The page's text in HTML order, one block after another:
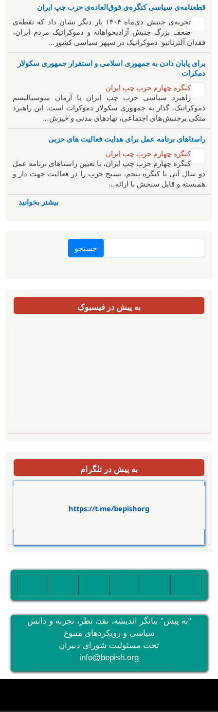
قطعنامه‌ی سیاسی کنگره‌ی فوق‌العاده‌ی حزب چپ ایران
تجربه‌ی جنبش دی‌ماه ۱۴۰۴ بار دیگر نشان داد که نقطه‌ی
ضعف بزرگ جنبش آزادیخواهانه و دموکراتیک مردم ایران،
فقدان آلترناتیو دموکراتیک در سپهر سیاسی کشور…
برای پایان دادن به جمهوری اسلامی و استقرار جمهوری سکولار
دمکرات
کنگره چهارم حزب چپ ایران
راهبرد سياسی حزب چپ ایران با آرمان سوسیالیسم
دموکراتیک، گذار به جمهوری سکولار دموکرات است. این راهبرد
متکی برجنبش های اجتماعی، نهادهای مدنی و خیزش‌…
راستاهای برنامه عمل برای هدایت فعالیت های حزبی
کنگره چهارم حزب چپ ایران
کنگره چهارم حزب چپ ایران، با تعیین راستاهای برنامه عمل
دو سال آتی تا کنگره پنجم، بسیج حزب را در فعالیت جهت دار و
همبسته و قابل سنجش با ارائه…
بیشتر بخوانید
جستجو
به پیش در فیسبوک
به پیش در تلگرام
https://t.me/bepishorg
"به پیش" بیانگر اندیشه، نقد، نظر، تجربه و دانش
سیاسی و رویکردهای متنوع
تحت مسئولیت شورای دبیران
info@bepish.org